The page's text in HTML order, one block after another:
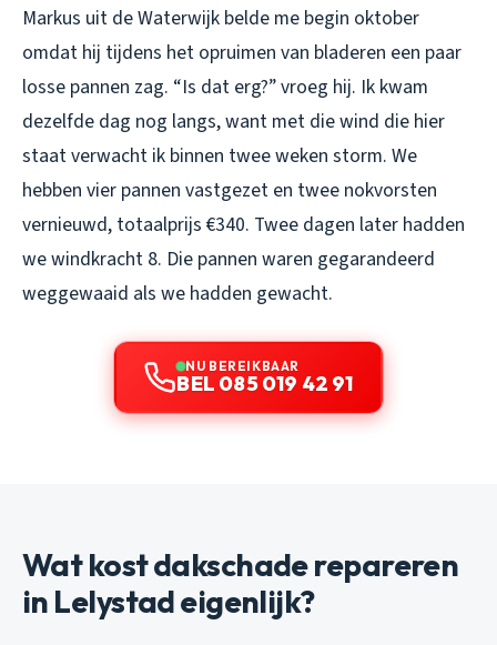
Markus uit de Waterwijk belde me begin oktober
omdat hij tijdens het opruimen van bladeren een paar
losse pannen zag. “Is dat erg?” vroeg hij. Ik kwam
dezelfde dag nog langs, want met die wind die hier
staat verwacht ik binnen twee weken storm. We
hebben vier pannen vastgezet en twee nokvorsten
vernieuwd, totaalprijs €340. Twee dagen later hadden
we windkracht 8. Die pannen waren gegarandeerd
weggewaaid als we hadden gewacht.
NU BEREIKBAAR
BEL 085 019 42 91
Wat kost dakschade repareren
in Lelystad eigenlijk?